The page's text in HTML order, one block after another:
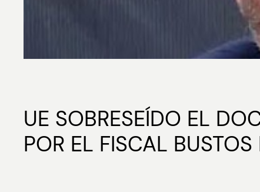
UE SOBRESEÍDO EL
POR EL FISCAL BUSTOS